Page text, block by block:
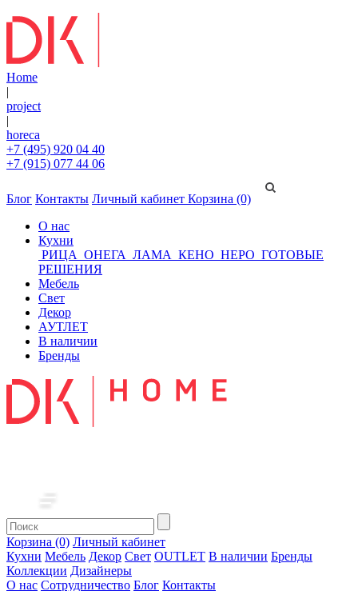
Home
|
project
|
horeca
+7 (495) 920 04 40
+7 (915) 077 44 06
Блог Контакты Личный кабинет Корзина (0)
О нас
Кухни
РИЦА ОНЕГА ЛАМА КЕНО НЕРО ГОТОВЫЕ
РЕШЕНИЯ
Мебель
Свет
Декор
АУТЛЕТ
В наличии
Бренды
Корзина (0) Личный кабинет
Кухни Мебель Декор Свет OUTLET В наличии Бренды
Коллекции Дизайнеры
О нас Сотрудничество Блог Контакты